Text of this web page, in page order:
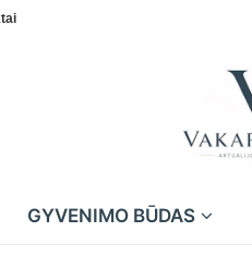
GYVENIMO BŪDAS